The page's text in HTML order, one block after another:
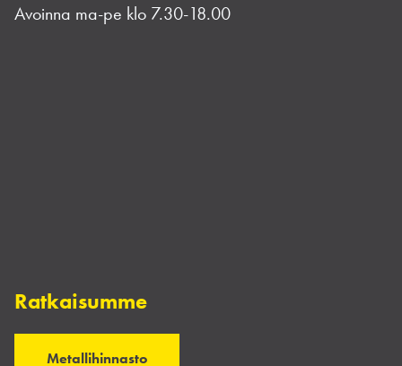
Avoinna ma-pe klo 7.30-18.00
Ratkaisumme
Metallihinnasto